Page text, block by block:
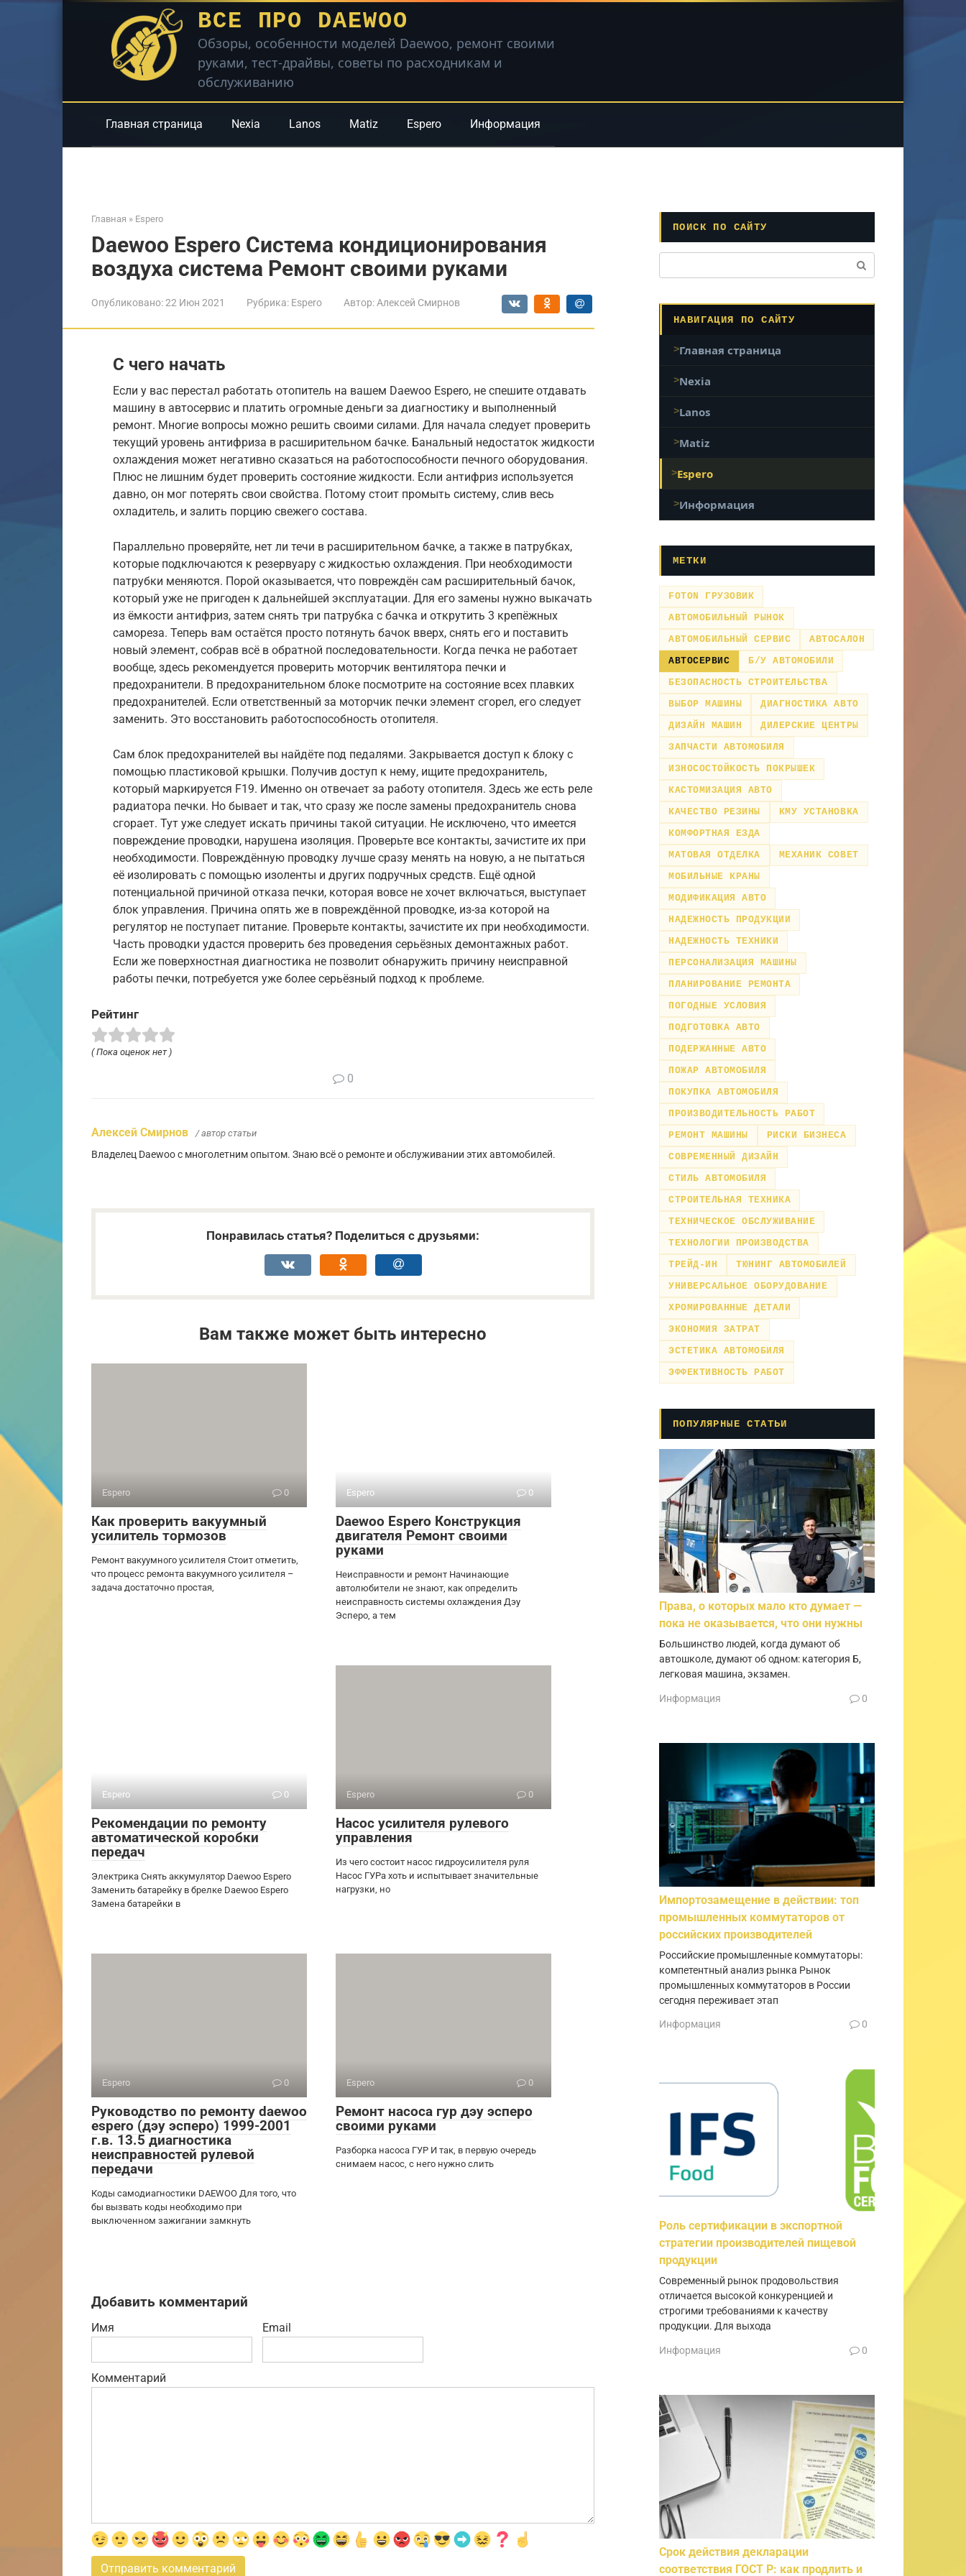
ВСЕ ПРО DAEWOO
Обзоры, особенности моделей Daewoo, ремонт своими
руками, тест-драйвы, советы по расходникам и
обслуживанию
Главная страница Nexia Lanos Matiz Espero Информация
Главная » Espero
Daewoo Espero Система кондиционирования
воздуха система Ремонт своими руками
Опубликовано:22 Июн 2021 Рубрика: Espero Автор: Алексей Смирнов
С чего начать
Если у вас перестал работать отопитель на вашем Daewoo Espero, не спешите отдавать
машину в автосервис и платить огромные деньги за диагностику и выполненный
ремонт. Многие вопросы можно решить своими силами. Для начала следует проверить
текущий уровень антифриза в расширительном бачке. Банальный недостаток жидкости
охлаждения может негативно сказаться на работоспособности печного оборудования.
Плюс не лишним будет проверить состояние жидкости. Если антифриз используется
давно, он мог потерять свои свойства. Потому стоит промыть систему, слив весь
охладитель, и залить порцию свежего состава.
Параллельно проверяйте, нет ли течи в расширительном бачке, а также в патрубках,
которые подключаются к резервуару с жидкостью охлаждения. При необходимости
патрубки меняются. Порой оказывается, что повреждён сам расширительный бачок,
который уже не пригоден к дальнейшей эксплуатации. Для его замены нужно выкачать
из ёмкости антифриз, затем снять три патрубка с бачка и открутить 3 крепёжных
самореза. Теперь вам остаётся просто потянуть бачок вверх, снять его и поставить
новый элемент, собрав всё в обратной последовательности. Когда печка не работает
вообще, здесь рекомендуется проверить моторчик вентилятора печки и
предохранители. В предохранительном блоке посмотрите на состояние всех плавких
предохранителей. Если ответственный за моторчик печки элемент сгорел, его следует
заменить. Это восстановить работоспособность отопителя.
Сам блок предохранителей вы найдёте под педалями. Закрывается доступ к блоку с
помощью пластиковой крышки. Получив доступ к нему, ищите предохранитель,
который маркируется F19. Именно он отвечает за работу отопителя. Здесь же есть реле
радиатора печки. Но бывает и так, что сразу же после замены предохранитель снова
сгорает. Тут уже следует искать причины такой ситуации. Не исключено, что имеется
повреждение проводки, нарушена изоляция. Проверьте все контакты, зачистите их при
необходимости. Повреждённую проводку лучше сразу менять на новую, а не пытаться
её изолировать с помощью изоленты и других подручных средств. Ещё одной
потенциальной причиной отказа печки, которая вовсе не хочет включаться, выступает
блок управления. Причина опять же в повреждённой проводке, из-за которой на
регулятор не поступает питание. Проверьте контакты, зачистите их при необходимости.
Часть проводки удастся проверить без проведения серьёзных демонтажных работ.
Если же поверхностная диагностика не позволит обнаружить причину неисправной
работы печки, потребуется уже более серьёзный подход к проблеме.
Рейтинг
( Пока оценок нет )
0
Алексей Смирнов / автор статьи
Владелец Daewoo с многолетним опытом. Знаю всё о ремонте и обслуживании этих автомобилей.
Понравилась статья? Поделиться с друзьями:
Вам также может быть интересно
Espero 0
Как проверить вакуумный
усилитель тормозов
Ремонт вакуумного усилителя Стоит отметить,
что процесс ремонта вакуумного усилителя –
задача достаточно простая,
Espero 0
Daewoo Espero Конструкция
двигателя Ремонт своими
руками
Неисправности и ремонт Начинающие
автолюбители не знают, как определить
неисправность системы охлаждения Дэу
Эсперо, а тем
Espero 0
Рекомендации по ремонту
автоматической коробки
передач
Электрика Снять аккумулятор Daewoo Espero
Заменить батарейку в брелке Daewoo Espero
Замена батарейки в
Espero 0
Насос усилителя рулевого
управления
Из чего состоит насос гидроусилителя руля
Насос ГУРа хоть и испытывает значительные
нагрузки, но
Espero 0
Руководство по ремонту daewoo
espero (дэу эсперо) 1999-2001
г.в. 13.5 диагностика
неисправностей рулевой
передачи
Коды самодиагностики DAEWOO Для того, что
бы вызвать коды необходимо при
выключенном зажигании замкнуть
Espero 0
Ремонт насоса гур дэу эсперо
своими руками
Разборка насоса ГУР И так, в первую очередь
снимаем насос, с него нужно слить
Добавить комментарий
Имя Email
Комментарий
ПОИСК ПО САЙТУ
НАВИГАЦИЯ ПО САЙТУ
Главная страница
Nexia
Lanos
Matiz
Espero
Информация
МЕТКИ
FOTON ГРУЗОВИК
АВТОМОБИЛЬНЫЙ РЫНОК
АВТОМОБИЛЬНЫЙ СЕРВИС
АВТОСАЛОН
АВТОСЕРВИС
Б/У АВТОМОБИЛИ
БЕЗОПАСНОСТЬ СТРОИТЕЛЬСТВА
ВЫБОР МАШИНЫ
ДИАГНОСТИКА АВТО
ДИЗАЙН МАШИН
ДИЛЕРСКИЕ ЦЕНТРЫ
ЗАПЧАСТИ АВТОМОБИЛЯ
ИЗНОСОСТОЙКОСТЬ ПОКРЫШЕК
КАСТОМИЗАЦИЯ АВТО
КАЧЕСТВО РЕЗИНЫ
КМУ УСТАНОВКА
КОМФОРТНАЯ ЕЗДА
МАТОВАЯ ОТДЕЛКА
МЕХАНИК СОВЕТ
МОБИЛЬНЫЕ КРАНЫ
МОДИФИКАЦИЯ АВТО
НАДЕЖНОСТЬ ПРОДУКЦИИ
НАДЕЖНОСТЬ ТЕХНИКИ
ПЕРСОНАЛИЗАЦИЯ МАШИНЫ
ПЛАНИРОВАНИЕ РЕМОНТА
ПОГОДНЫЕ УСЛОВИЯ
ПОДГОТОВКА АВТО
ПОДЕРЖАННЫЕ АВТО
ПОЖАР АВТОМОБИЛЯ
ПОКУПКА АВТОМОБИЛЯ
ПРОИЗВОДИТЕЛЬНОСТЬ РАБОТ
РЕМОНТ МАШИНЫ
РИСКИ БИЗНЕСА
СОВРЕМЕННЫЙ ДИЗАЙН
СТИЛЬ АВТОМОБИЛЯ
СТРОИТЕЛЬНАЯ ТЕХНИКА
ТЕХНИЧЕСКОЕ ОБСЛУЖИВАНИЕ
ТЕХНОЛОГИИ ПРОИЗВОДСТВА
ТРЕЙД-ИН
ТЮНИНГ АВТОМОБИЛЕЙ
УНИВЕРСАЛЬНОЕ ОБОРУДОВАНИЕ
ХРОМИРОВАННЫЕ ДЕТАЛИ
ЭКОНОМИЯ ЗАТРАТ
ЭСТЕТИКА АВТОМОБИЛЯ
ЭФФЕКТИВНОСТЬ РАБОТ
ПОПУЛЯРНЫЕ СТАТЬИ
Права, о которых мало кто думает —
пока не оказывается, что они нужны
Большинство людей, когда думают об
автошколе, думают об одном: категория Б,
легковая машина, экзамен.
Информация 0
Импортозамещение в действии: топ
промышленных коммутаторов от
российских производителей
Российские промышленные коммутаторы:
компетентный анализ рынка Рынок
промышленных коммутаторов в России
сегодня переживает этап
Информация 0
Роль сертификации в экспортной
стратегии производителей пищевой
продукции
Современный рынок продовольствия
отличается высокой конкуренцией и
строгими требованиями к качеству
продукции. Для выхода
Информация 0
Срок действия декларации
соответствия ГОСТ Р: как продлить и